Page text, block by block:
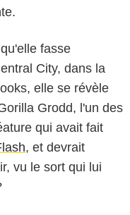
fasse
City, dans la
elle se révèle
Grodd, l'un des
qui avait fait
, et devrait
vu le sort qui lui